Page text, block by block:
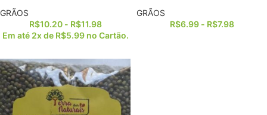
GRÃOS
R$10.20- R$11.98
Em até 2x de R$5.99 no Cartão.
GRÃOS
R$6.99- R$7.98